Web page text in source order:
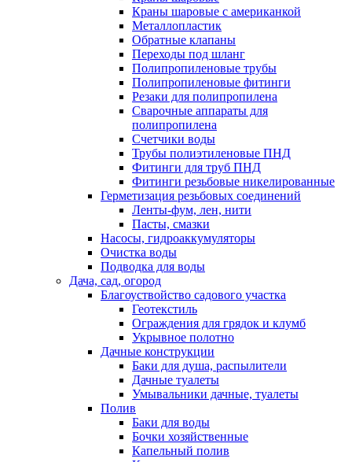
Краны шаровые с американкой
Металлопластик
Обратные клапаны
Переходы под шланг
Полипропиленовые трубы
Полипропиленовые фитинги
Резаки для полипропилена
Сварочные аппараты для
полипропилена
Счетчики воды
Трубы полиэтиленовые ПНД
Фитинги для труб ПНД
Фитинги резьбовые никелированные
Герметизация резьбовых соединений
Ленты-фум, лен, нити
Пасты, смазки
Насосы, гидроаккумуляторы
Очистка воды
Подводка для воды
Дача, сад, огород
Благоуствойство садового участка
Геотекстиль
Ограждения для грядок и клумб
Укрывное полотно
Дачные конструкции
Баки для душа, распылители
Дачные туалеты
Умывальники дачные, туалеты
Полив
Баки для воды
Бочки хозяйственные
Капельный полив